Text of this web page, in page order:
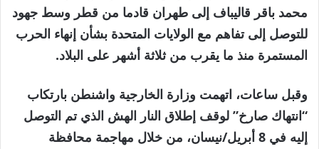
محمد باقر قاليباف إلى طهران قادما من قطر وسط جهود
للتوصل إلى تفاهم مع الولايات المتحدة بشأن إنهاء الحرب
المستمرة منذ ما يقرب من ثلاثة أشهر على البلاد.
وقبل ساعات، اتهمت وزارة الخارجية واشنطن بارتكاب
“انتهاك صارخ” لوقف إطلاق النار الهش الذي تم التوصل
إليه في 8 أبريل/نيسان، من خلال مهاجمة محافظة